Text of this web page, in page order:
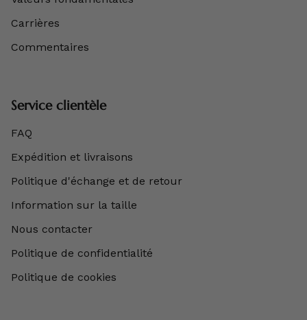
Carrières
Commentaires
Service clientèle
FAQ
Expédition et livraisons
Politique d'échange et de retour
Information sur la taille
Nous contacter
Politique de confidentialité
Politique de cookies